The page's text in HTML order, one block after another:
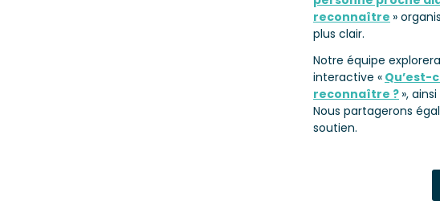
reconnaître »
plus clair.
Notre équipe
interactive « Qu’est-
reconnaître ? »,
Nous partagerons
soutien.